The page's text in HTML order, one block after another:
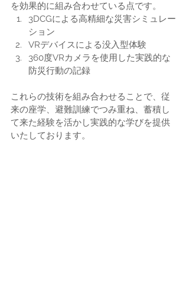
を効果的に組み合わせている点です。
3DCGによる高精細な災害シミュレー
ション
VRデバイスによる没入型体験
360度VRカメラを使用した実践的な
防災行動の記録
これらの技術を組み合わせることで、従
来の座学、避難訓練でつみ重ね、蓄積し
て来た経験を活かし実践的な学びを提供
いたしております。